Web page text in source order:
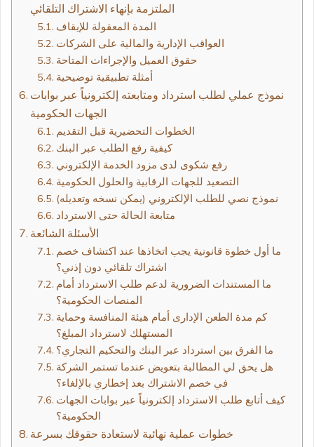
الملتزمة بإنهاء الاشتراك التلقائي
المدة المعقولة للإيقاف
العواقب الإدارية والمالية على الشركات
حقوق العميل والإجراءات المتاحة
أمثلة تطبيقية توضيحية
نموذج عملي لطلب استرداد ومتابعته إلكترونياً عبر بوابات
الجهات الحكومية
الخطوات التحضيرية قبل التقديم
كيفية رفع الطلب عبر البنك
رفع شكوى لدى مزود الخدمة الإلكتروني
التصعيد للجهات الرقابية والحلول الحكومية
نموذج نصي للطلب الإلكتروني (يمكن نسخه وتعديله)
متابعة الحالة حتى الاسترداد
الأسئلة الشائعة
ما أول خطوة قانونية يجب اتخاذها عند اكتشاف خصم
اشتراك تلقائي دون إذني؟
ما المستندات الضرورية لدعم طلب الاسترداد أمام
المنصات الحكومية؟
كم مدة الطعن الإدارى أمام هيئة المنافسة وحماية
المستهلك لاسترداد المبلغ؟
ما الفرق بين استرداد عبر البنك والتحكيم التجاري؟
هل يحق لي المطالبة بتعويض عندما تستمر الشركة
في خصم الاشتراك بعد إخطاري بالإلغاء؟
كيف أتابع طلب الاسترداد إلكترونياً عبر بوابات الجهات
الحكومية؟
خطوات عملية نهائية لاستعادة حقوقك بسرعة